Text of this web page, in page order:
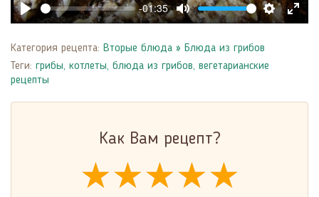
Play
-01:35
Mute
Settings
Enter
Категория рецепта: Вторые блюда » Блюда из грибов
Теги: грибы, котлеты, блюда из грибов, вегетарианские
рецепты
Как Вам рецепт?
★★★★★
★★★★★
★★★★★